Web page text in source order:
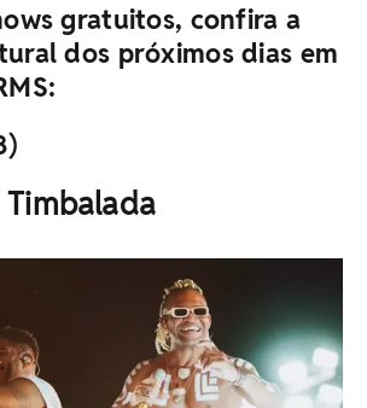
gratuitos, confira a
dos próximos dias em
Timbalada